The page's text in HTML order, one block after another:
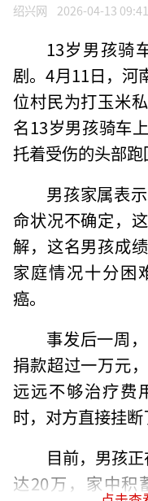
绍兴网 2026-04-13
13岁男孩骑
剧。4月11日，河
位村民为打玉米
名13岁男孩骑车
托着受伤的头部跑
男孩家属表
命状况不确定，
解，这名男孩成
家庭情况十分困
癌。
事发后一周
捐款超过一万元
远远不够治疗费
时，对方直接挂断
目前，男孩
达20万，家中积